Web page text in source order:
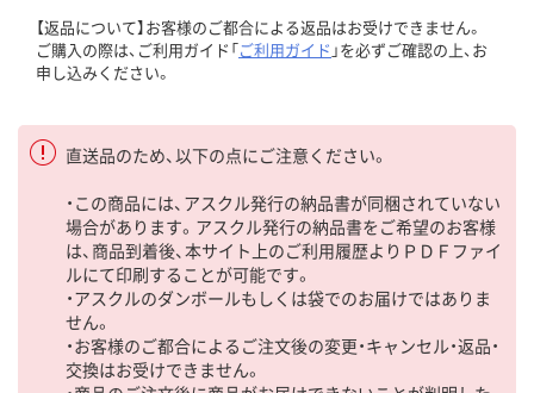
【返品について】お客様のご都合による返品はお受けできません。
ご購入の際は、ご利用ガイド「ご利用ガイド 」を必ずご確認の上、お
申し込みください。
直送品のため、以下の点にご注意ください。
・この商品には、アスクル発行の納品書が同梱されていない
場合があります。アスクル発行の納品書をご希望のお客様
は、商品到着後、本サイト上のご利用履歴よりＰＤＦファイ
ルにて印刷することが可能です。
・アスクルのダンボールもしくは袋でのお届けではありま
せん。
・お客様のご都合によるご注文後の変更・キャンセル・返品・
交換はお受けできません。